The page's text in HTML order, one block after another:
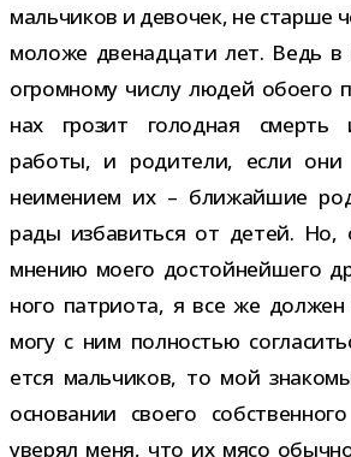
маль­чи­ков и дево­чек, не старше
моложе две­на­дцати лет. Ведь в
огром­ному числу людей обо­его
нах гро­зит голод­ная смерть
работы, и роди­тели, если
неиме­нием их – бли­жай­шие
рады изба­виться от детей. Но,
мне­нию моего достой­ней­шего
ного пат­ри­ота, я все же
могу с ним пол­но­стью
ется маль­чи­ков, то мой
осно­ва­нии сво­его
уве­рял меня, что их мясо